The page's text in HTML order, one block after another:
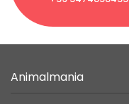
Animalmania